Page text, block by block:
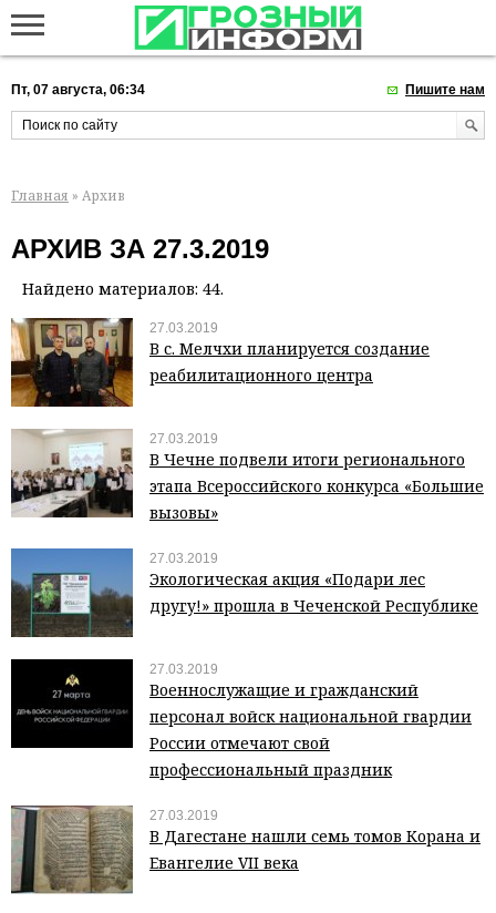
Пт, 07 августа, 06:34 Пишите нам
Главная » Архив
АРХИВ ЗА 27.3.2019
Найдено материалов: 44.
27.03.2019
В с. Мелчхи планируется создание
реабилитационного центра
27.03.2019
В Чечне подвели итоги регионального
этапа Всероссийского конкурса «Большие
вызовы»
27.03.2019
Экологическая акция «Подари лес
другу!» прошла в Чеченской Республике
27.03.2019
Военнослужащие и гражданский
персонал войск национальной гвардии
России отмечают свой
профессиональный праздник
27.03.2019
В Дагестане нашли семь томов Корана и
Евангелие VII века